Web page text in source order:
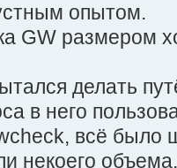
опытом.
GW размером
делать
в него
всё было
некоего